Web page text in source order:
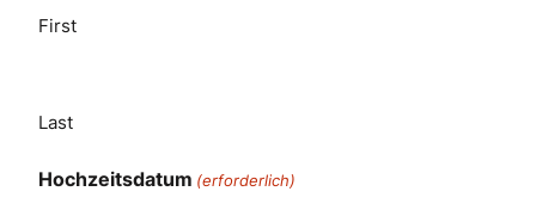
First
Last
Hochzeitsdatum (erforderlich)